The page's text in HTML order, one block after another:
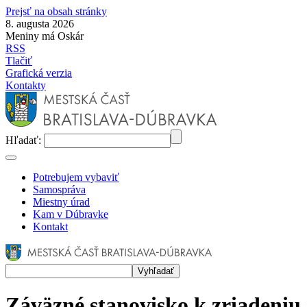
Prejsť na obsah stránky
8. augusta 2026
Meniny má Oskár
RSS
Tlačiť
Grafická verzia
Kontakty
Hľadať:
Potrebujem vybaviť
Samospráva
Miestny úrad
Kam v Dúbravke
Kontakt